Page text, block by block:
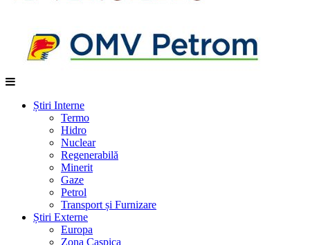
Știri Interne
Termo
Hidro
Nuclear
Regenerabilă
Minerit
Gaze
Petrol
Transport și Furnizare
Știri Externe
Europa
Zona Caspica